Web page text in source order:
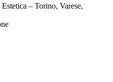
– Torino, Varese,